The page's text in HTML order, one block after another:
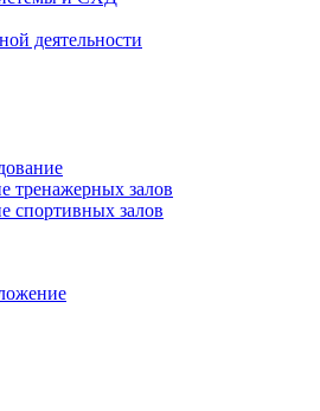
деятельности
тренажерных залов
спортивных залов